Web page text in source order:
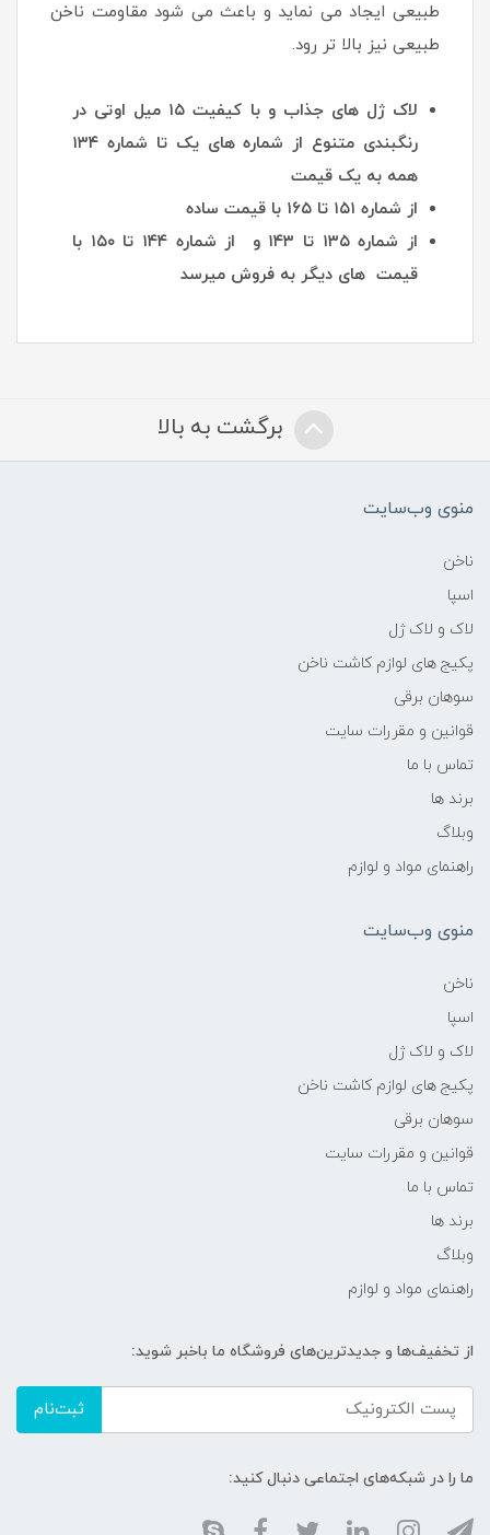
طبیعی ایجاد می نماید و باعث می شود مقاومت ناخن
طبیعی نیز بالا تر رود.
لاک ژل های جذاب و با کیفیت ۱۵ میل اوتی در
رنگبندی متنوع از شماره های یک تا شماره ۱۳۴
همه به یک قیمت
از شماره ۱۵۱ تا ۱۶۵ با قیمت ساده
از شماره ۱۳۵ تا ۱۴۳ و از شماره ۱۴۴ تا ۱۵۰ با
قیمت های دیگر به فروش میرسد
برگشت به بالا
منوی وب‌سایت
ناخن
اسپا
لاک و لاک ژل
پکیج های لوازم کاشت ناخن
سوهان برقی
قوانین و مقررات سایت
تماس با ما
برند ها
وبلاگ
راهنمای مواد و لوازم
منوی وب‌سایت
ناخن
اسپا
لاک و لاک ژل
پکیج های لوازم کاشت ناخن
سوهان برقی
قوانین و مقررات سایت
تماس با ما
برند ها
وبلاگ
راهنمای مواد و لوازم
از تخفیف‌ها و جدیدترین‌های فروشگاه ما باخبر شوید:
ثبت‌نام
ما را در شبکه‌های اجتماعی دنبال کنید: